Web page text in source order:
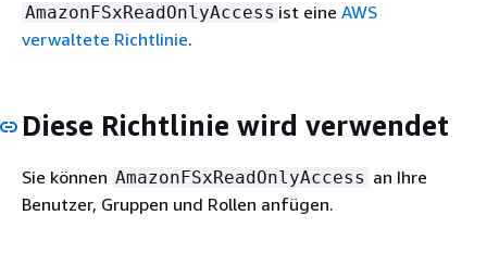
AmazonFSxReadOnlyAccess ist eine AWS
verwaltete Richtlinie.
Diese Richtlinie wird verwendet
Sie können AmazonFSxReadOnlyAccess an Ihre
Benutzer, Gruppen und Rollen anfügen.